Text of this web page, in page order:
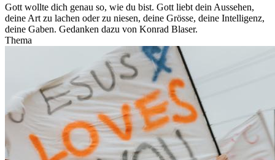
Gott wollte dich genau so, wie du bist. Gott liebt dein Aussehen,
deine Art zu lachen oder zu niesen, deine Grösse, deine Intelligenz,
deine Gaben. Gedanken dazu von Konrad Blaser.
Thema